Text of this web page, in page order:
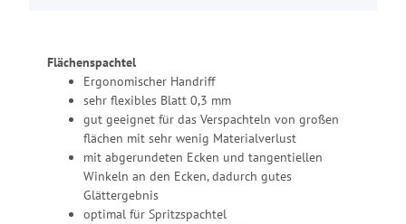
Flächenspachtel
Ergonomischer Handriff
sehr flexibles Blatt 0,3 mm
gut geeignet für das Verspachteln von großen
flächen mit sehr wenig Materialverlust
mit abgerundeten Ecken und tangentiellen
Winkeln an den Ecken, dadurch gutes
Glättergebnis
optimal für Spritzspachtel